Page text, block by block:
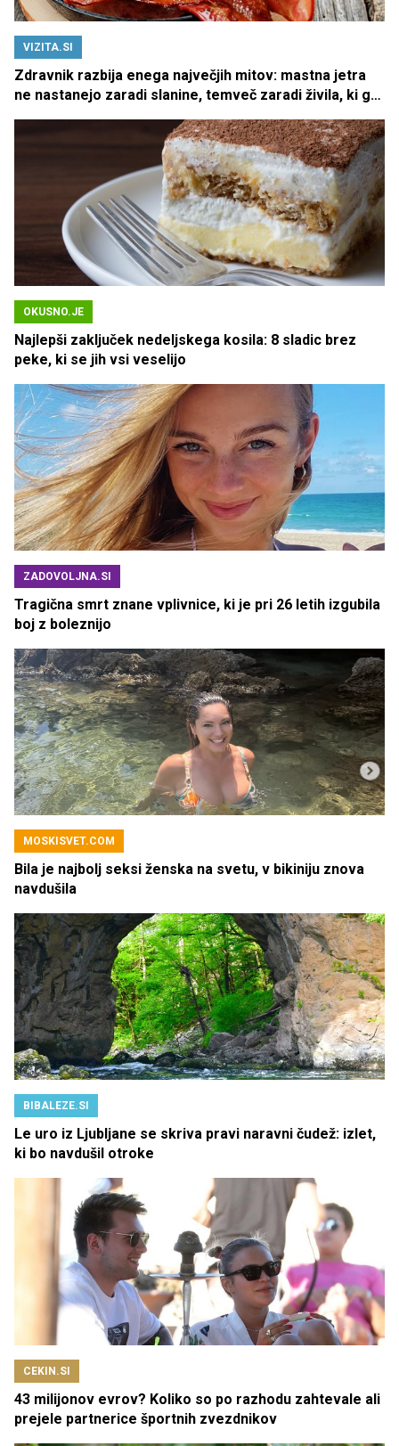
VIZITA.SI
Zdravnik razbija enega največjih mitov: mastna jetra
ne nastanejo zaradi slanine, temveč zaradi živila, ki ga
OKUSNO.JE
Najlepši zaključek nedeljskega kosila: 8 sladic brez
peke, ki se jih vsi veselijo
ZADOVOLJNA.SI
Tragična smrt znane vplivnice, ki je pri 26 letih izgubila
boj z boleznijo
MOSKISVET.COM
Bila je najbolj seksi ženska na svetu, v bikiniju znova
navdušila
BIBALEZE.SI
Le uro iz Ljubljane se skriva pravi naravni čudež: izlet,
ki bo navdušil otroke
CEKIN.SI
43 milijonov evrov? Koliko so po razhodu zahtevale ali
prejele partnerice športnih zvezdnikov